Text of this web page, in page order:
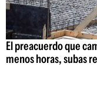
El preacuerdo que
menos horas, subas